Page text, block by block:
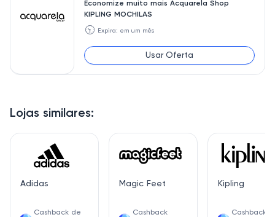
Lojas similares:
Adidas
Cashback de
Magic Feet
Cashback
Kipling
Cashback
Economize muito mais Acquarela Shop
KIPLING MOCHILAS
🕥 Expira: em um mês
Usar Oferta